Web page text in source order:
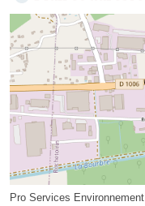
Pro Services Environnement